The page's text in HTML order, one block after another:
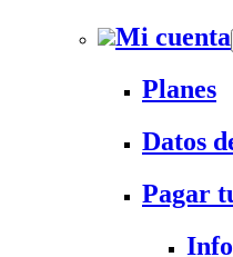
Mi cuenta
Planes
Datos
Pagar